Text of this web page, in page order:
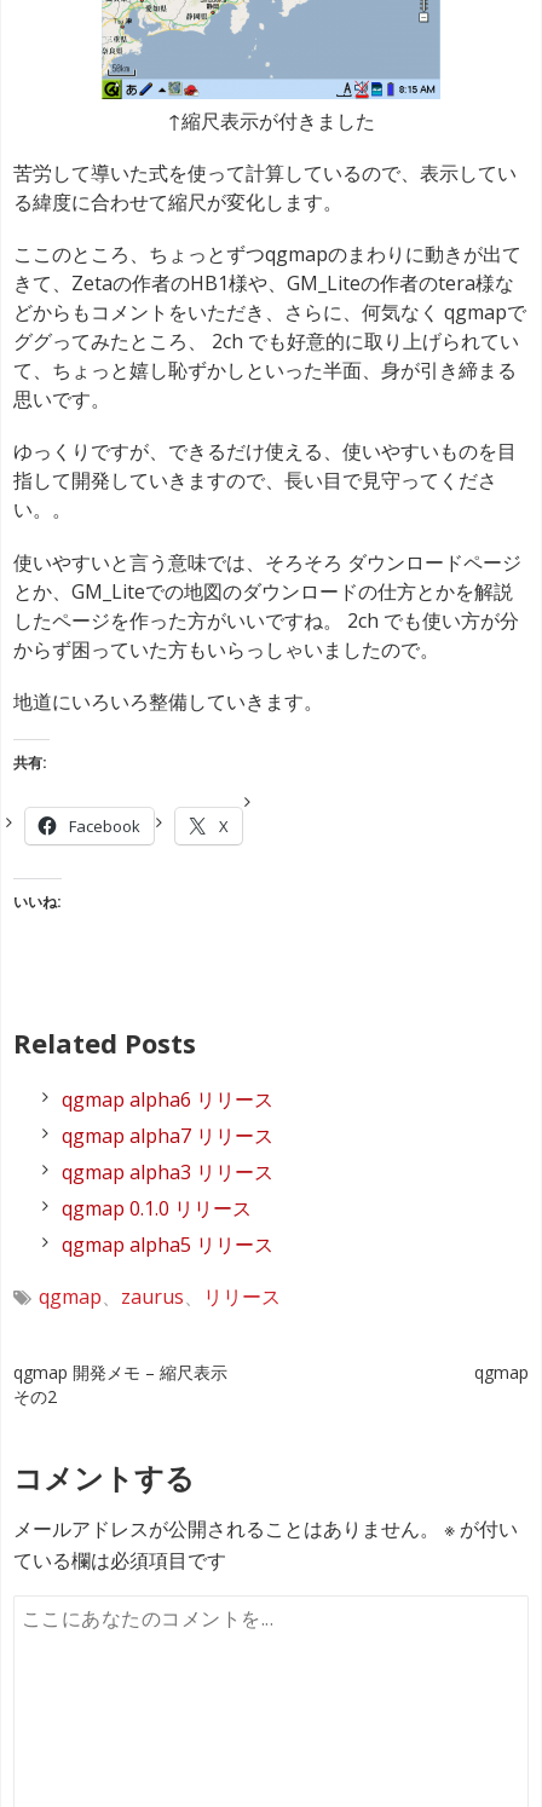
↑縮尺表示が付きました
苦労して導いた式を使って計算しているので、表示してい
る緯度に合わせて縮尺が変化します。
ここのところ、ちょっとずつqgmapのまわりに動きが出て
きて、Zetaの作者のHB1様や、GM_Liteの作者のtera様な
どからもコメントをいただき、さらに、何気なく qgmapで
ググってみたところ、 2ch でも好意的に取り上げられてい
て、ちょっと嬉し恥ずかしといった半面、身が引き締まる
思いです。
ゆっくりですが、できるだけ使える、使いやすいものを目
指して開発していきますので、長い目で見守ってくださ
い。。
使いやすいと言う意味では、そろそろ ダウンロードページ
とか、GM_Liteでの地図のダウンロードの仕方とかを解説
したページを作った方がいいですね。 2ch でも使い方が分
からず困っていた方もいらっしゃいましたので。
地道にいろいろ整備していきます。
共有:
Facebook X
いいね:
Related Posts
qgmap alpha6 リリース
qgmap alpha7 リリース
qgmap alpha3 リリース
qgmap 0.1.0 リリース
qgmap alpha5 リリース
qgmap、 zaurus、 リリース
投
ナ
ビ
ゲ
ー
qgmap 開発メモ – 縮尺表示
その2
qgmap
コメントする
メールアドレスが公開されることはありません。 ※ が付い
ている欄は必須項目です